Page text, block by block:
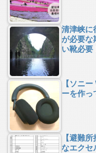
清津峡に
が必要な
い靴必要
【ソニ
ーを作っ
【避難
なエクセ